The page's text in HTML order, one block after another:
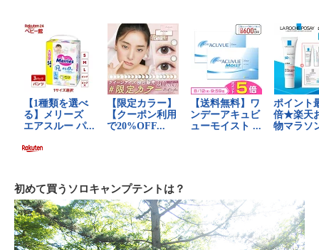
初めて買うソロキャンプテントは？